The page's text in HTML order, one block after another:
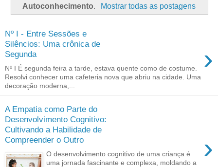
Autoconhecimento. Mostrar todas as postagens
Nº I - Entre Sessões e
Silêncios: Uma crônica de
Segunda
›
Nº I É segunda feira a tarde, estava quente como de costume.
Resolvi conhecer uma cafeteria nova que abriu na cidade. Uma
decoração moderna,...
A Empatia como Parte do
Desenvolvimento Cognitivo:
Cultivando a Habilidade de
Compreender o Outro
›
O desenvolvimento cognitivo de uma criança é
uma jornada fascinante e complexa, moldando a